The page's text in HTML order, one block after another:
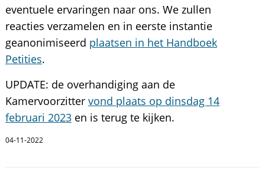
eventuele ervaringen naar ons. We zullen
reacties verzamelen en in eerste instantie
geanonimiseerd plaatsen in het Handboek
Petities.
UPDATE: de overhandiging aan de
Kamervoorzitter vond plaats op dinsdag 14
februari 2023en is terug te kijken.
04-11-2022